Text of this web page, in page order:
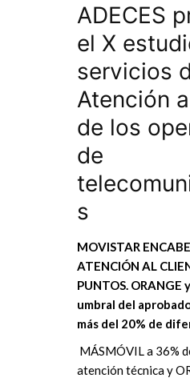
ADECES
el X
servicios
Atención
de los
de
s
MOVISTAR
ATENCIÓN AL
PUNTOS. ORANGE
umbral del
más del 20% de
MÁSMÓVIL a 36%
atención técnica y